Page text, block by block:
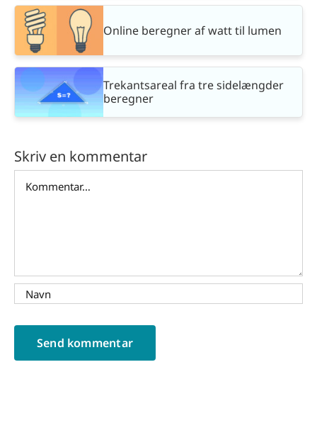
Online beregner af watt til lumen
Trekantsareal fra tre sidelængder
beregner
Skriv en kommentar